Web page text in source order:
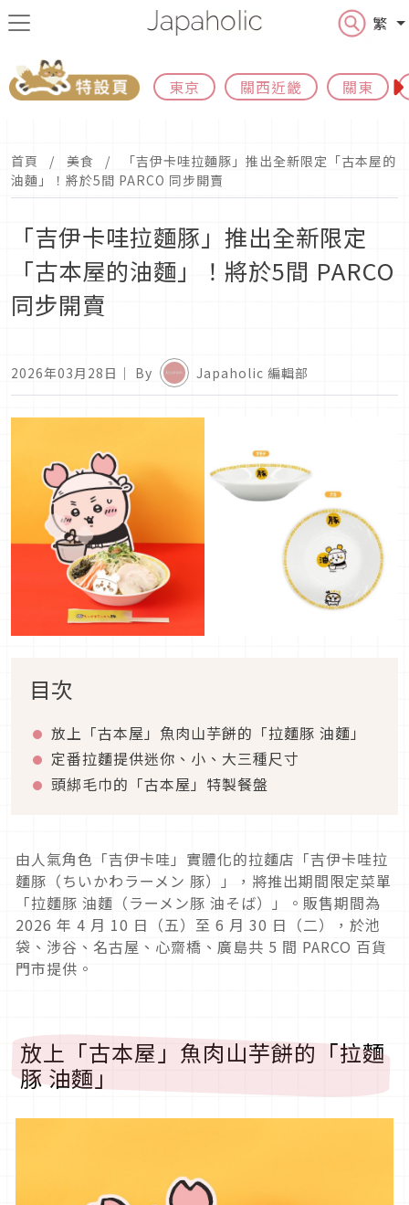
繁
東京 關西近畿 關東
首頁 美食
「吉伊卡哇拉麵豚」推出全新限定「古本屋的
油麵」！將於5間 PARCO 同步開賣
「吉伊卡哇拉麵豚」推出全新限定
「古本屋的油麵」！將於5間 PARCO
同步開賣
2026年03月28日 ｜ By Japaholic 編輯部
目次
放上「古本屋」魚肉山芋餅的「拉麵豚 油麵」
定番拉麵提供迷你、小、大三種尺寸
頭綁毛巾的「古本屋」特製餐盤
由人氣角色「吉伊卡哇」實體化的拉麵店「吉伊卡哇拉
麵豚（ちいかわラーメン 豚）」，將推出期間限定菜單
「拉麵豚 油麵（ラーメン豚 油そば）」。販售期間為
2026 年 4 月 10 日（五）至 6 月 30 日（二），於池
袋、涉谷、名古屋、心齋橋、廣島共 5 間 PARCO 百貨
門市提供。
放上「古本屋」魚肉山芋餅的「拉麵
豚 油麵」